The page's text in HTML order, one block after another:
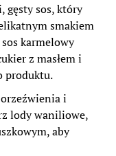
gęsty sos, który
smakiem
karmelowy
z masłem i
produktu.
i
lody waniliowe,
aby